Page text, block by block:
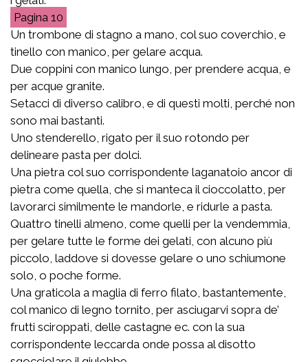
10
Un trombone di stagno a mano, col suo coverchio, e
tinello con manico, per gelare acqua.
Due coppini con manico lungo, per prendere acqua, e
per acque granite.
Setacci di diverso calibro, e di questi molti, perché non
sono mai bastanti.
Uno stenderello, rigato per il suo rotondo per
delineare pasta per dolci.
Una pietra col suo corrispondente laganatoio ancor di
pietra come quella, che si manteca il cioccolatto, per
lavorarci similmente le mandorle, e ridurle a pasta.
Quattro tinelli almeno, come quelli per la vendemmia,
per gelare tutte le forme dei gelati, con alcuno più
piccolo, laddove si dovesse gelare o uno schiumone
solo, o poche forme.
Una graticola a maglia di ferro filato, bastantemente,
col manico di legno tornito, per asciugarvi sopra de’
frutti sciroppati, delle castagne ec. con la sua
corrispondente leccarda onde possa al disotto